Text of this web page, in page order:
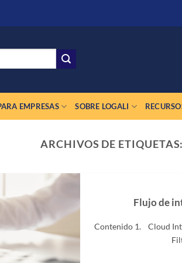
EMPRESAS SOBRE LOGALI
ARCHIVOS DE ETIQUETAS:
Flujo de
Contenido 1. Cloud